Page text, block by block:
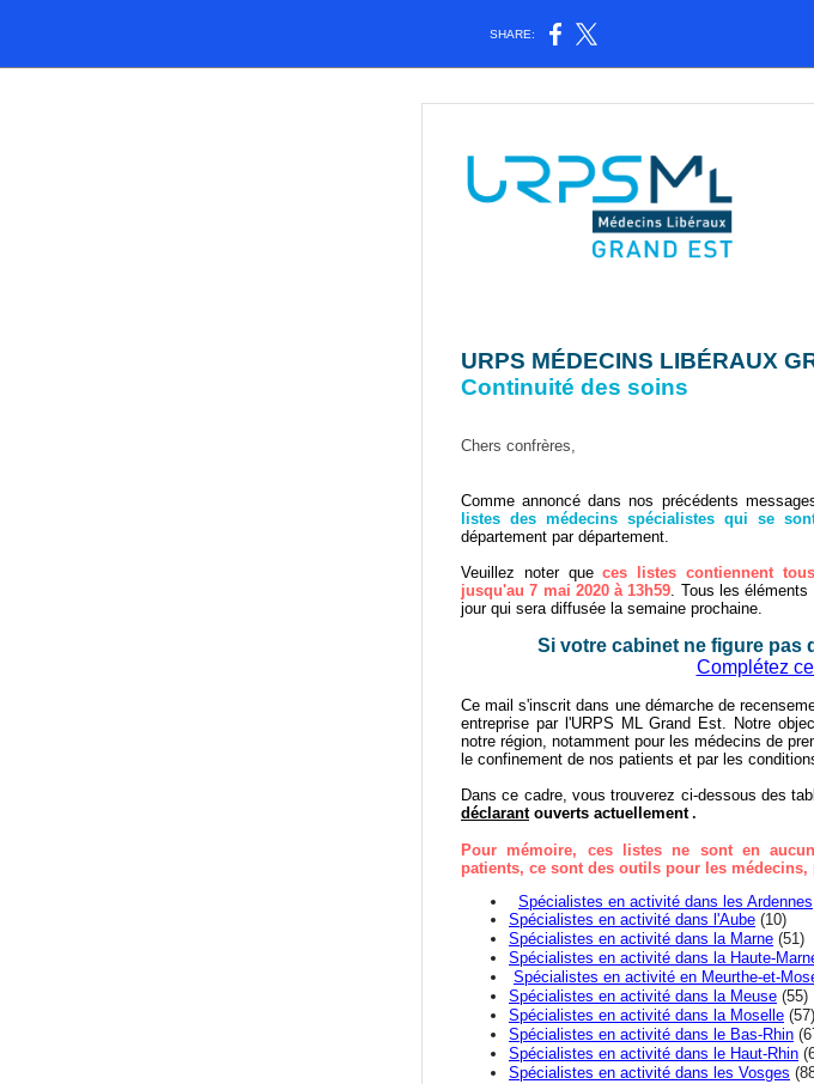
SHARE:
URPS MÉDECINS LIBÉRAUX
Continuité des soins
Chers confrères,
Comme annoncé dans nos précédents
listes des médecins spécialistes qui se
département par département.
Veuillez noter queces listes contiennent
jusqu'au 7 mai 2020 à 13h59. Tous les
jour qui sera diffusée la semaine prochaine.
Si votre cabinet ne figure pas
Complétez
Ce mail s'inscrit dans une démarche de
entreprise par l'URPS ML Grand Est. Notre
notre région, notamment pour les médecins de
le confinement de nos patients et par les
Dans ce cadre, vous trouverez ci-dessous des
déclarantouverts actuellement .
Pour mémoire, ces listes ne sont en
patients, ce sont des outils pour les médecins,
Spécialistes en activité dans les Ardennes
Spécialistes en activité dans l'Aube (10)
Spécialistes en activité dans la Marne (51)
Spécialistes en activité dans la Haute-
Spécialistes en activité en Meurthe-et-
Spécialistes en activité dans la Meuse (55)
Spécialistes en activité dans la Moselle (57)
Spécialistes en activité dans le Bas-Rhin
Spécialistes en activité dans le Haut-Rhin
Spécialistes en activité dans les Vosges